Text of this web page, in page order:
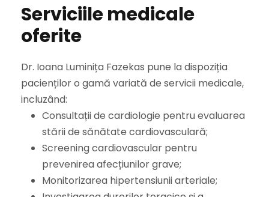
Serviciile medicale
oferite
Dr. Ioana Luminița Fazekas pune la dispoziția
pacienților o gamă variată de servicii medicale,
incluzând:
Consultații de cardiologie pentru evaluarea
stării de sănătate cardiovasculară;
Screening cardiovascular pentru
prevenirea afecțiunilor grave;
Monitorizarea hipertensiunii arteriale;